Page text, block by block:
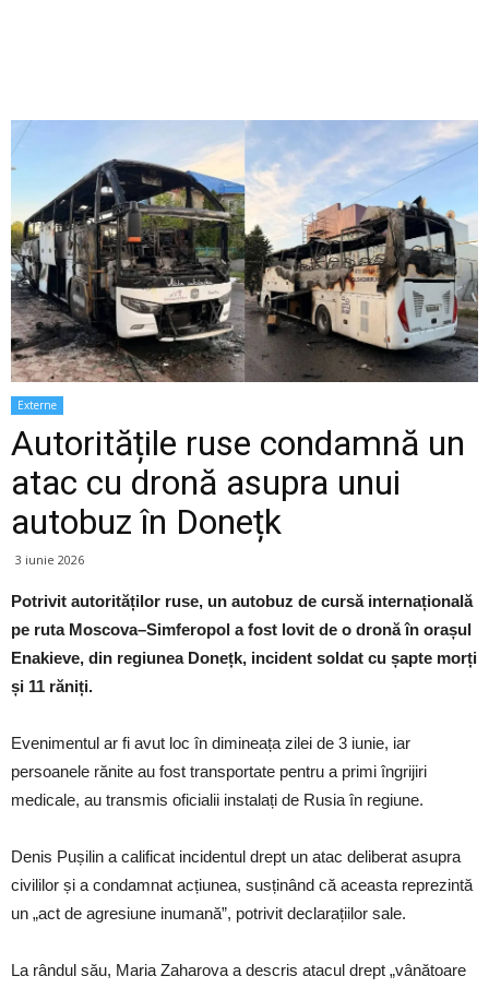
Externe
Autoritățile ruse condamnă un
atac cu dronă asupra unui
autobuz în Donețk
3 iunie 2026
Potrivit autorităților ruse, un autobuz de cursă internațională
pe ruta Moscova–Simferopol a fost lovit de o dronă în orașul
Enakieve, din regiunea Donețk, incident soldat cu șapte morți
și 11 răniți.
Evenimentul ar fi avut loc în dimineața zilei de 3 iunie, iar
persoanele rănite au fost transportate pentru a primi îngrijiri
medicale, au transmis oficialii instalați de Rusia în regiune.
Denis Pușilin a calificat incidentul drept un atac deliberat asupra
civililor și a condamnat acțiunea, susținând că aceasta reprezintă
un „act de agresiune inumană”, potrivit declarațiilor sale.
La rândul său, Maria Zaharova a descris atacul drept „vânătoare